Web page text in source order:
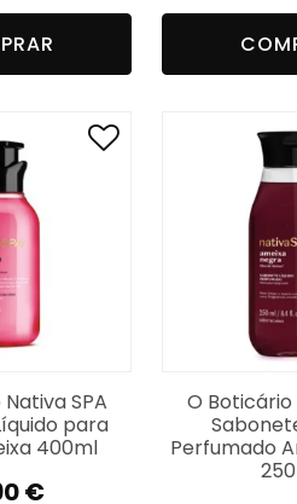
SPA
para
400ml
€
O Boticário
Perfumado